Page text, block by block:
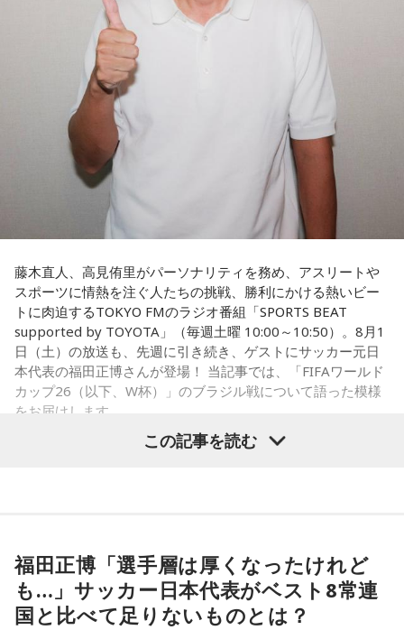
さらに、趣味についてもトークを展開。愛犬と過ごす時間を
増やすために驚くべきあるものを購入したと言う。さて何を
購入したのか…？ 詳しくはradikoタイムフリーで！
藤木直人、高見侑里がパーソナリティを務め、アスリートや
スポーツに情熱を注ぐ人たちの挑戦、勝利にかける熱いビー
トに肉迫するTOKYO FMのラジオ番組「SPORTS BEAT
supported by TOYOTA」（毎週土曜 10:00～10:50）。8月1
日（土）の放送も、先週に引き続き、ゲストにサッカー元日
本代表の福田正博さんが登場！ 当記事では、「FIFAワールド
カップ26（以下、W杯）」のブラジル戦について語った模様
をお届けします。
輝き、Jリーグ通算228試合出場93得点を挙げ、日本代表では
45試合出場で9ゴールを記録するなど活躍を見せ、1993年に
はW杯アジア地区最終予選にも出場しました。2002年に現役
を引退した後は、サッカー解説者としてメディアでの活動の
この記事を読む
福田正博「選手層は厚くなったけれど
も…」サッカー日本代表がベスト8常連
国と比べて足りないものとは？